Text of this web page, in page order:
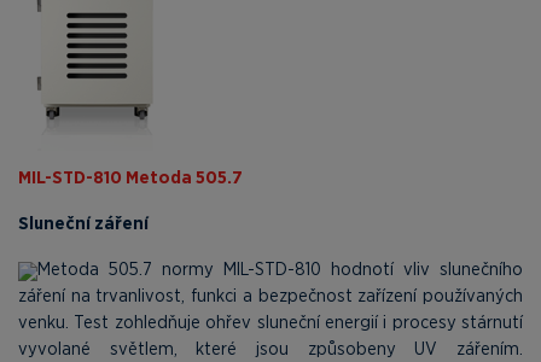
MIL-STD-810 Metoda 505.7
Sluneční záření
Metoda 505.7 normy MIL-STD-810 hodnotí vliv slunečního
záření na trvanlivost, funkci a bezpečnost zařízení používaných
venku. Test zohledňuje ohřev sluneční energií i procesy stárnutí
vyvolané světlem, které jsou způsobeny UV zářením.